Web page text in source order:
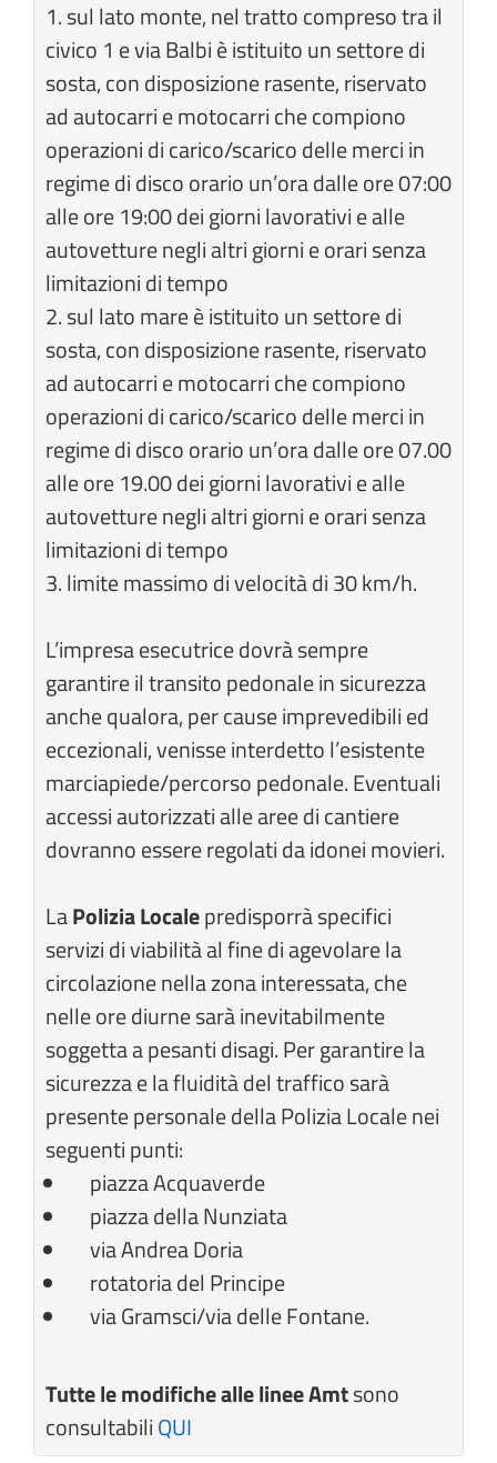
1. sul lato monte, nel tratto compreso tra il
civico 1 e via Balbi è istituito un settore di
sosta, con disposizione rasente, riservato
ad autocarri e motocarri che compiono
operazioni di carico/scarico delle merci in
regime di disco orario un’ora dalle ore 07:00
alle ore 19:00 dei giorni lavorativi e alle
autovetture negli altri giorni e orari senza
limitazioni di tempo
2. sul lato mare è istituito un settore di
sosta, con disposizione rasente, riservato
ad autocarri e motocarri che compiono
operazioni di carico/scarico delle merci in
regime di disco orario un’ora dalle ore 07.00
alle ore 19.00 dei giorni lavorativi e alle
autovetture negli altri giorni e orari senza
limitazioni di tempo
3. limite massimo di velocità di 30 km/h.
L’impresa esecutrice dovrà sempre
garantire il transito pedonale in sicurezza
anche qualora, per cause imprevedibili ed
eccezionali, venisse interdetto l’esistente
marciapiede/percorso pedonale. Eventuali
accessi autorizzati alle aree di cantiere
dovranno essere regolati da idonei movieri.
LaPolizia Localepredisporrà specifici
servizi di viabilità al fine di agevolare la
circolazione nella zona interessata, che
nelle ore diurne sarà inevitabilmente
soggetta a pesanti disagi. Per garantire la
sicurezza e la fluidità del traffico sarà
presente personale della Polizia Locale nei
seguenti punti:
piazza Acquaverde
piazza della Nunziata
via Andrea Doria
rotatoria del Principe
via Gramsci/via delle Fontane.
Tutte le modifiche alle linee Amtsono
consultabiliQUI